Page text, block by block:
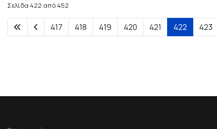
Σελίδα 422 από 452
417 418 419 420 421 422 423